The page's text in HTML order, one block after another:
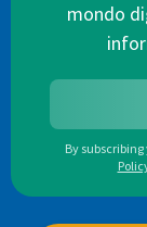
mondo
By